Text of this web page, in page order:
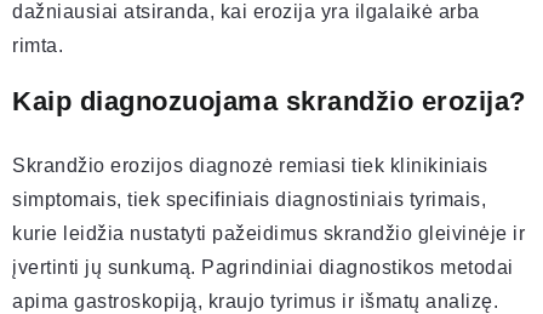
dažniausiai atsiranda, kai erozija yra ilgalaikė arba
rimta.
Kaip diagnozuojama skrandžio erozija?
Skrandžio erozijos diagnozė remiasi tiek klinikiniais
simptomais, tiek specifiniais diagnostiniais tyrimais,
kurie leidžia nustatyti pažeidimus skrandžio gleivinėje ir
įvertinti jų sunkumą. Pagrindiniai diagnostikos metodai
apima gastroskopiją, kraujo tyrimus ir išmatų analizę.